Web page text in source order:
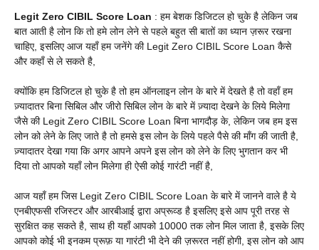
Legit Zero CIBIL Score Loan : हम बेशक डिजिटल हो चुके है लेकिन जब
बात आती है लोन कि तो हमे लोन लेने से पहले बहुत सी बातों का ध्यान ज़रूर रखना
चाहिए, इसलिए आज यहाँ हम जनेंगे की Legit Zero CIBIL Score Loan कैसे
और कहाँ से ले सकते है,
क्योंकि हम डिजिटल हो चुके है तो हम ऑनलाइन लोन के बारे में देखते है तो वहाँ हम
ज़्यादातर बिना सिबिल और जीरो सिबिल लोन के बारे में ज़्यादा देखने के लिये मिलेगा
जैसे की Legit Zero CIBIL Score Loan बिना भागदौड़ के, लेकिन जब हम इस
लोन को लेने के लिए जाते है तो हमसे इस लोन के लिये पहले पैसे की माँग की जाती है,
ज़्यादातर देखा गया कि अगर आपने अपने इस लोन को लेने के लिए भुगतान कर भी
दिया तो आपको यहाँ लोन मिलेगा ही ऐसी कोई गारंटी नहीं है,
आज यहाँ हम जिस Legit Zero CIBIL Score Loan के बारे में जानने वाले है ये
एनबीएफसी रजिस्टर और आरबीआई द्वारा अप्रूव्ड है इसलिए इसे आप पूरी तरह से
सुरक्षित कह सकते है, साथ ही यहाँ आपको 10000 तक लोन मिल जाता है, इसके लिए
आपको कोई भी इनकम प्रूफ़ या गारंटी भी देने की ज़रूरत नहीं होगी, इस लोन को आप